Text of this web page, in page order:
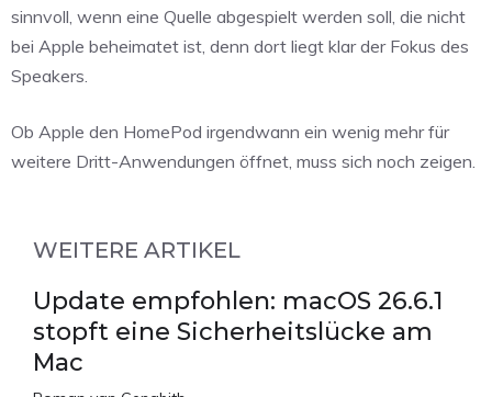
sinnvoll, wenn eine Quelle abgespielt werden soll, die nicht
bei Apple beheimatet ist, denn dort liegt klar der Fokus des
Speakers.
Ob Apple den HomePod irgendwann ein wenig mehr für
weitere Dritt-Anwendungen öffnet, muss sich noch zeigen.
WEITERE ARTIKEL
Update empfohlen: macOS 26.6.1
stopft eine Sicherheitslücke am
Mac